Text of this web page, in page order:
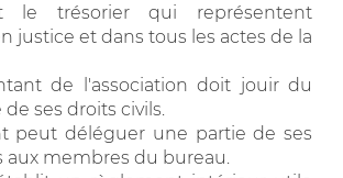
le trésorier qui représentent
justice et dans tous les actes de la
de l'association doit jouir du
ses droits civils.
peut déléguer une partie de ses
membres du bureau.